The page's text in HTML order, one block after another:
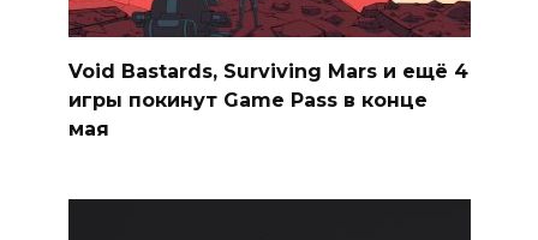
Void Bastards, Surviving Mars и ещё 4
игры покинут Game Pass в конце
мая